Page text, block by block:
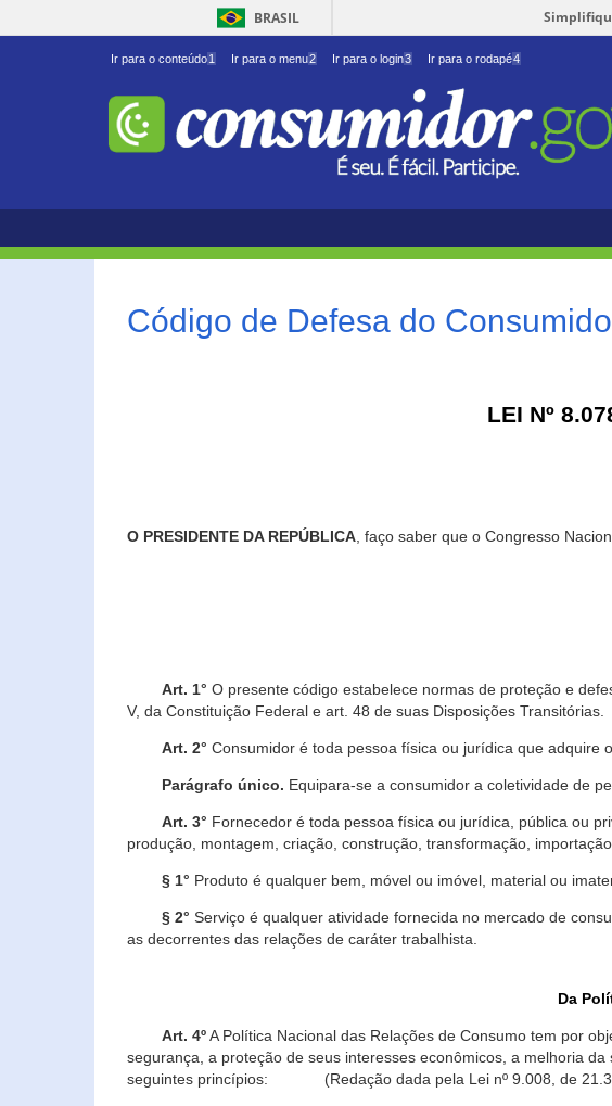
BRASIL
Ir para o conteúdo1 Ir para o menu2 Ir para o login3 Ir para o rodapé4
Código de Defesa do
LEI Nº
O PRESIDENTE DA REPÚBLICA, faço saber que o Congresso
Art. 1° O presente código estabelece normas de proteção e
V, da Constituição Federal e art. 48 de suas Disposições Transitórias.
Art. 2° Consumidor é toda pessoa física ou jurídica que adquire
Parágrafo único. Equipara-se a consumidor a coletividade de
Art. 3° Fornecedor é toda pessoa física ou jurídica, pública ou
produção, montagem, criação, construção, transformação,
§ 1° Produto é qualquer bem, móvel ou imóvel, material ou
§ 2° Serviço é qualquer atividade fornecida no mercado de
as decorrentes das relações de caráter trabalhista.
Da
Art. 4ºA Política Nacional das Relações de Consumo tem por
segurança, a proteção de seus interesses econômicos, a melhoria
seguintes princípios: (Redação dada pela Lei nº 9.008, de